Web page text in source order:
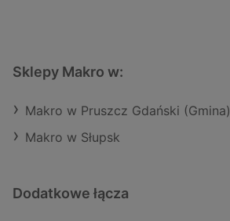
Sklepy Makro w:
Makro w Pruszcz Gdański (Gmina)
Makro w Słupsk
Dodatkowe łącza